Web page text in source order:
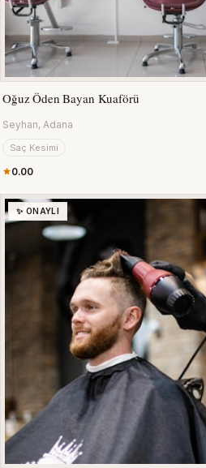
Oğuz Öden Bayan Kuaförü
Seyhan, Adana
Saç Kesimi
0.00
✨ ONAYLI